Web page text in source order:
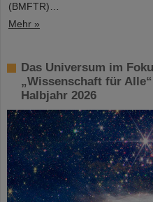
(BMFTR)…
Mehr »
Das Universum im
„Wissenschaft für
Halbjahr 2026